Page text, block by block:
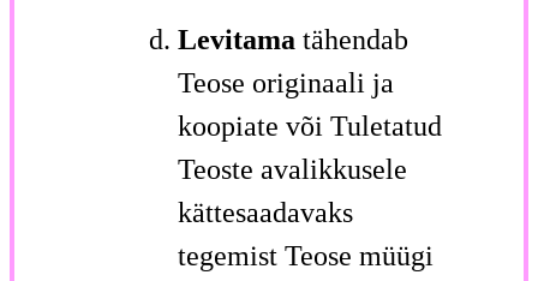
Levitama tähendab
Teose originaali ja
koopiate või Tuletatud
Teoste avalikkusele
kättesaadavaks
tegemist Teose müügi